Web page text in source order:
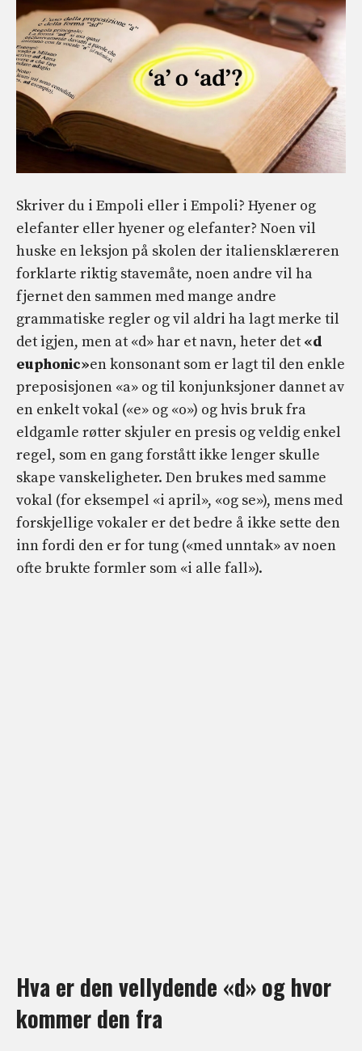
Skriver du i Empoli eller i Empoli? Hyener og
elefanter eller hyener og elefanter? Noen vil
huske en leksjon på skolen der italiensklæreren
forklarte riktig stavemåte, noen andre vil ha
fjernet den sammen med mange andre
grammatiske regler og vil aldri ha lagt merke til
det igjen, men at «d» har et navn, heter det «d
euphonic»en konsonant som er lagt til den enkle
preposisjonen «a» og til konjunksjoner dannet av
en enkelt vokal («e» og «o») og hvis bruk fra
eldgamle røtter skjuler en presis og veldig enkel
regel, som en gang forstått ikke lenger skulle
skape vanskeligheter. Den brukes med samme
vokal (for eksempel «i april», «og se»), mens med
forskjellige vokaler er det bedre å ikke sette den
inn fordi den er for tung («med unntak» av noen
ofte brukte formler som «i alle fall»).
Hva er den vellydende «d» og hvor
kommer den fra